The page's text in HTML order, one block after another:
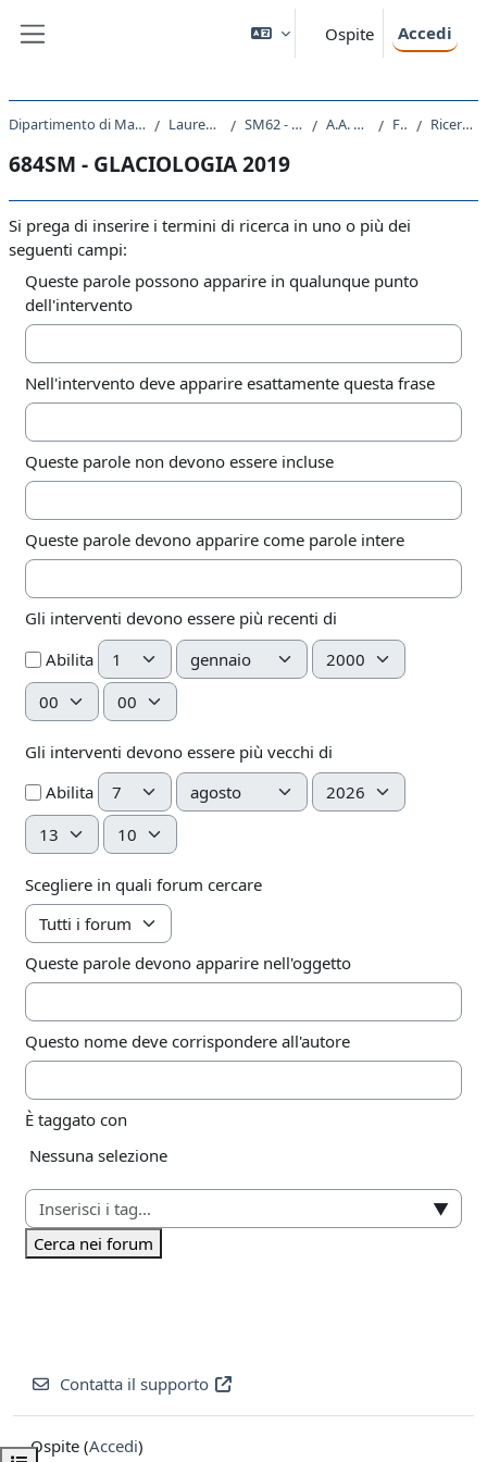
Ospite Accedi
Dipartimento di Matematica e Geoscienze Laurea Magistrale SM62 - GEOSCIENZE A.A. 2019 - 2020 Forum Ricerca avanzata
684SM - GLACIOLOGIA 2019
Si prega di inserire i termini di ricerca in uno o più dei
seguenti campi:
Queste parole possono apparire in qualunque punto
dell'intervento
Nell'intervento deve apparire esattamente questa frase
Queste parole non devono essere incluse
Queste parole devono apparire come parole intere
Gli interventi devono essere più recenti di
Abilita Giorno Mese
Anno
Ora
Minuto
Gli interventi devono essere più vecchi di
Abilita Giorno Mese
Anno
Ora
Minuto
Scegliere in quali forum cercare
Queste parole devono apparire nell'oggetto
Questo nome deve corrispondere all'autore
È taggato con
Elementi selezionati:
Nessuna selezione
▼
Cerca nei forum
Contatta il supporto
Ospite (Accedi)